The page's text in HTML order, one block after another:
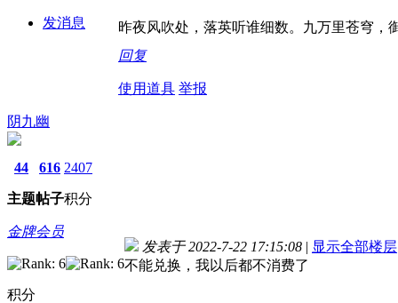
发消息
昨夜风吹处，落英听谁细数。九万里苍穹，
回复
使用道具 举报
阴九幽
44
主题
616
帖子
2407
积分
金牌会员
积分
发表于 2022-7-22 17:15:08 | 显示全部楼层
不能兑换，我以后都不消费了